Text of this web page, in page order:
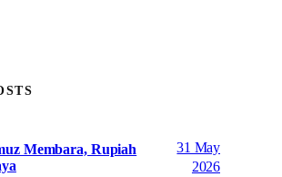
Membara, Rupiah
31 May
2026